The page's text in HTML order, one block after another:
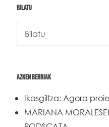
BILATU
AZKEN BERRIAK
Ikasgiltza: Agora
MARIANA